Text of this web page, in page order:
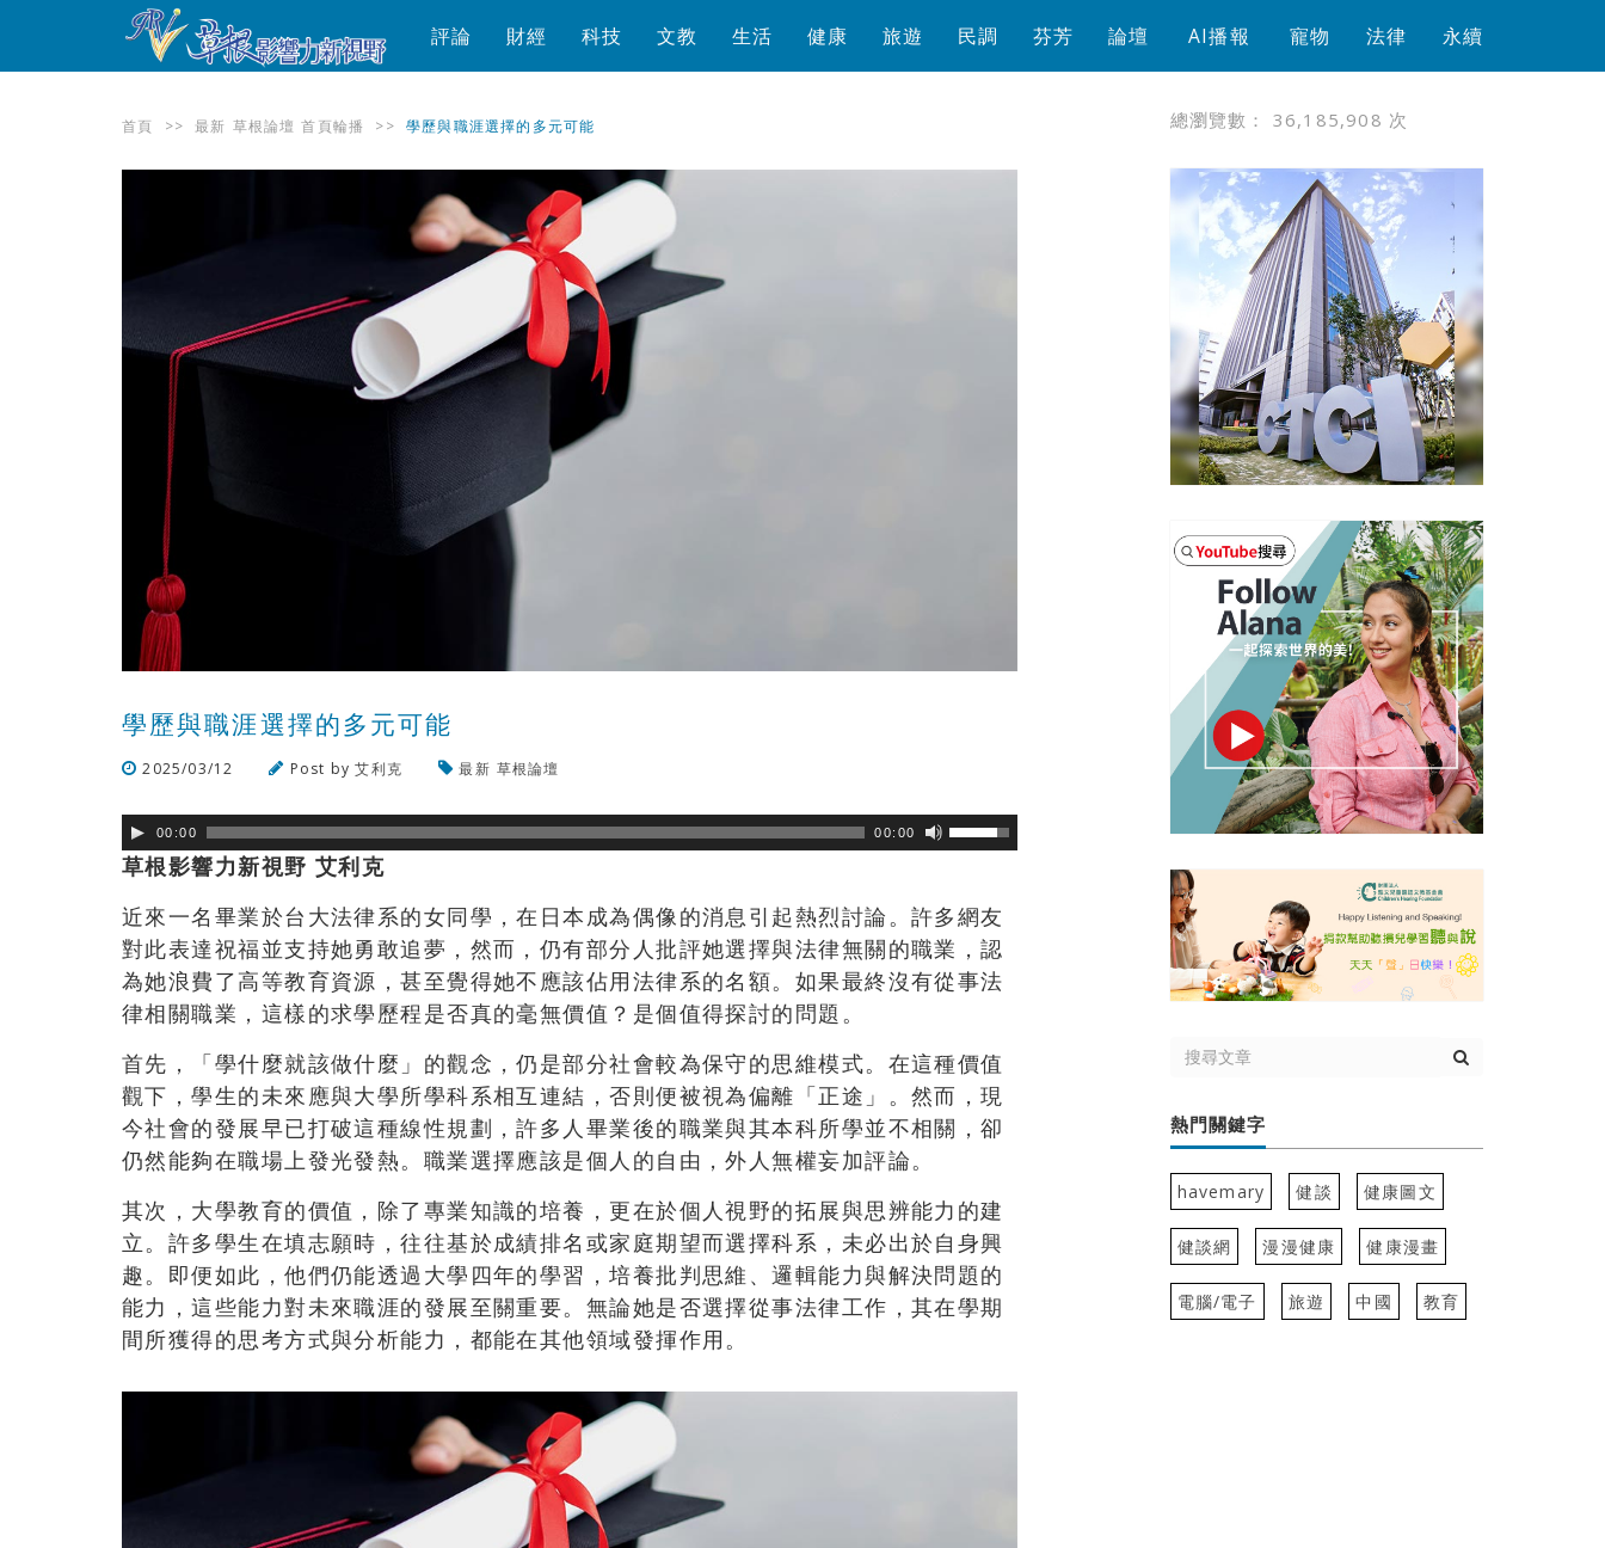
評論 財經 科技 文教 生活 健康 旅遊 民調 芬芳 論壇 AI播報 寵物 法律 永續
首頁 >> 最新 草根論壇 首頁輪播 >> 學歷與職涯選擇的多元可能
學歷與職涯選擇的多元可能
2025/03/12 Post by艾利克 最新 草根論壇
00:00 00:00
草根影響力新視野 艾利克
近來一名畢業於台大法律系的女同學，在日本成為偶像的消息引起熱烈討論。許多網友
對此表達祝福並支持她勇敢追夢，然而，仍有部分人批評她選擇與法律無關的職業，認
為她浪費了高等教育資源，甚至覺得她不應該佔用法律系的名額。如果最終沒有從事法
律相關職業，這樣的求學歷程是否真的毫無價值？是個值得探討的問題。
首先，「學什麼就該做什麼」的觀念，仍是部分社會較為保守的思維模式。在這種價值
觀下，學生的未來應與大學所學科系相互連結，否則便被視為偏離「正途」。然而，現
今社會的發展早已打破這種線性規劃，許多人畢業後的職業與其本科所學並不相關，卻
仍然能夠在職場上發光發熱。職業選擇應該是個人的自由，外人無權妄加評論。
其次，大學教育的價值，除了專業知識的培養，更在於個人視野的拓展與思辨能力的建
立。許多學生在填志願時，往往基於成績排名或家庭期望而選擇科系，未必出於自身興
趣。即便如此，他們仍能透過大學四年的學習，培養批判思維、邏輯能力與解決問題的
能力，這些能力對未來職涯的發展至關重要。無論她是否選擇從事法律工作，其在學期
間所獲得的思考方式與分析能力，都能在其他領域發揮作用。
總瀏覽數： 36,185,908 次
熱門關鍵字
havemary 健談 健康圖文
健談網 漫漫健康 健康漫畫
電腦/電子 旅遊 中國 教育